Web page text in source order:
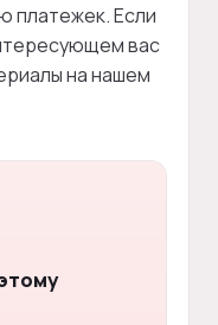
платежек. Если
вас
на нашем